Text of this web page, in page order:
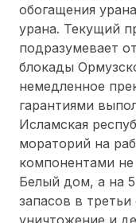
обогащения
урана. Текущий
подразумевает
блокады
немедленное
гарантиями
Исламская
мораторий на
компонентами не
Белый дом, а на
запасов в
уничтожение и